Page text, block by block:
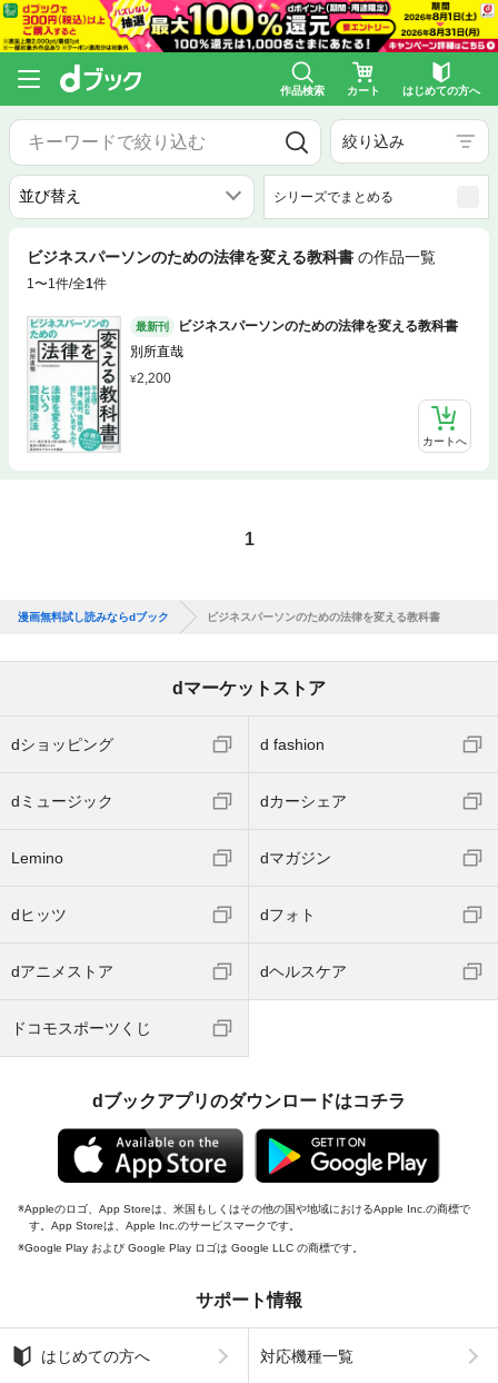
作品検索 カート はじめての方へ
絞り込み
シリーズでまとめる
ビジネスパーソンのための法律を変える教科書 の作品一覧
1〜1件/全1件
最新刊
ビジネスパーソンのための法律を変える教科書
別所直哉
2,200
カートへ
1
漫画無料試し読みならdブック ビジネスパーソンのための法律を変える教科書
dマーケットストア
dショッピング d fashion
dミュージック dカーシェア
Lemino dマガジン
dヒッツ dフォト
dアニメストア dヘルスケア
ドコモスポーツくじ
dブックアプリのダウンロードはコチラ
Appleのロゴ、App Storeは、米国もしくはその他の国や地域におけるApple Inc.の商標で
す。App Storeは、Apple Inc.のサービスマークです。
Google Play および Google Play ロゴは Google LLC の商標です。
サポート情報
はじめての方へ 対応機種一覧